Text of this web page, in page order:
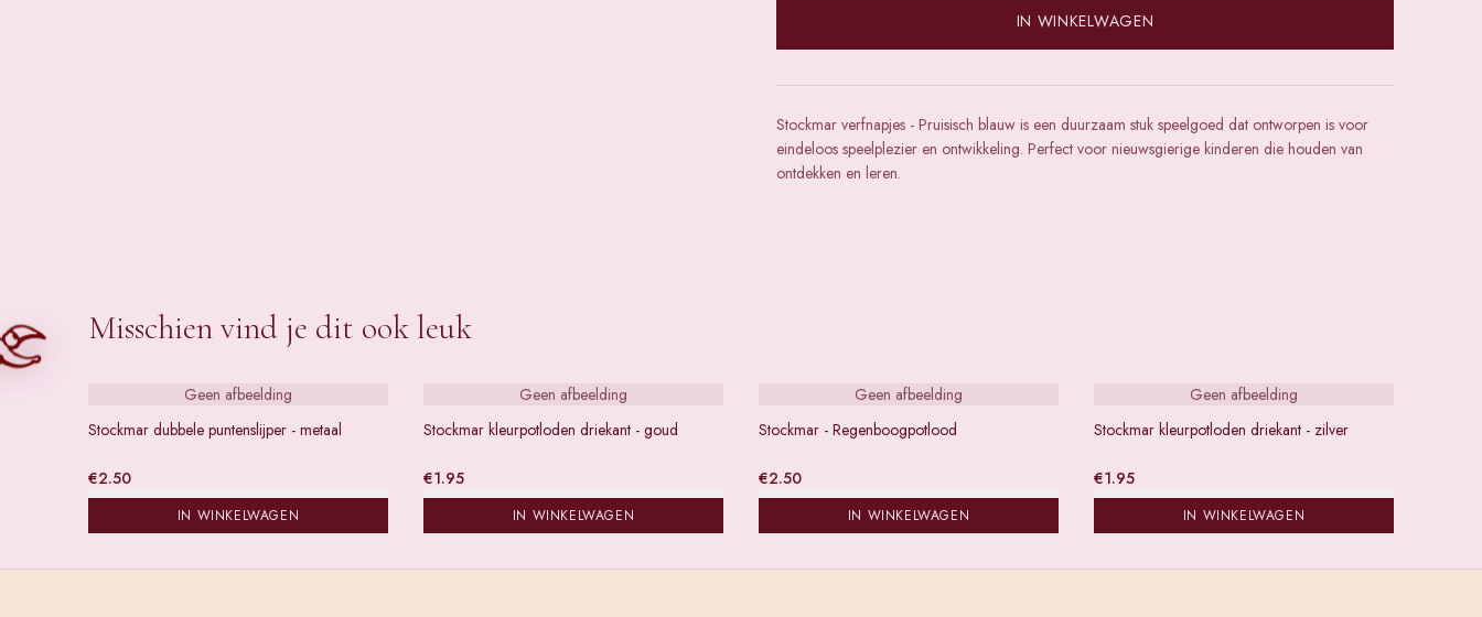
IN WINKELWAGEN
Stockmar verfnapjes - Pruisisch blauw is een duurzaam stuk speelgoed dat ontworpen is voor
eindeloos speelplezier en ontwikkeling. Perfect voor nieuwsgierige kinderen die houden van
ontdekken en leren.
Misschien vind je dit ook leuk
Geen afbeelding
Stockmar dubbele puntenslijper - metaal
€2.50
IN WINKELWAGEN
Geen afbeelding
Stockmar kleurpotloden driekant - goud
€1.95
IN WINKELWAGEN
Geen afbeelding
Stockmar - Regenboogpotlood
€2.50
IN WINKELWAGEN
Geen afbeelding
Stockmar kleurpotloden driekant - zilver
€1.95
IN WINKELWAGEN